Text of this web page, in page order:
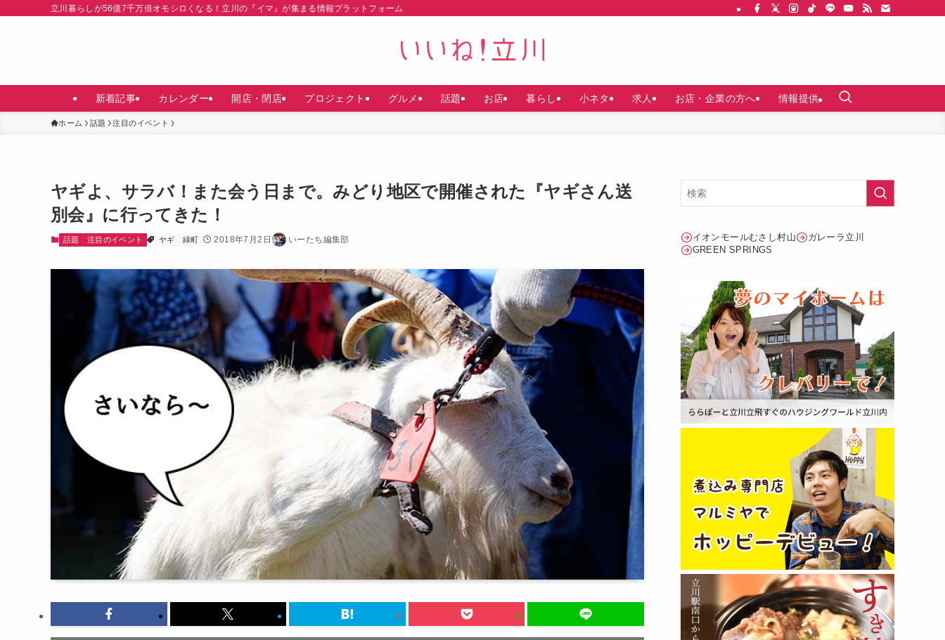
立川暮らしが56億7千万倍オモシロくなる！立川の『イマ』が集まる情報プラットフォーム
新着記事 カレンダー 開店・閉店 プロジェクト グルメ 話題 お店 暮らし 小ネタ 求人 お店・企業の方へ 情報提供
ホーム 話題 注目のイベント
ヤギよ、サラバ！また会う日まで。みどり地区で開催された『ヤギさん送
別会』に行ってきた！
話題 注目のイベント ヤギ 緑町 2018年7月2日 いーたち編集部 イオンモールむさし村山
ガレーラ立川
GREEN SPRINGS